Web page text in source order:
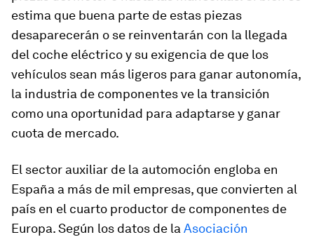
estima que buena parte de estas piezas
desaparecerán o se reinventarán con la llegada
del coche eléctrico y su exigencia de que los
vehículos sean más ligeros para ganar autonomía,
la industria de componentes ve la transición
como una oportunidad para adaptarse y ganar
cuota de mercado.
El sector auxiliar de la automoción engloba en
España a más de mil empresas, que convierten al
país en el cuarto productor de componentes de
Europa. Según los datos de la Asociación